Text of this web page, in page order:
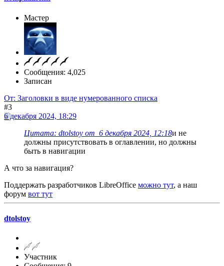
Мастер
Сообщения: 4,025
Записан
От: Заголовки в виде нумерованного списка
#3
6 декабря 2024, 18:29
Цитата: dtolstoy от 6 декабря 2024, 12:18и не
должны присутствовать в оглавлении, но должны
быть в навигации
А что за навигация?
Поддержать разработчиков LibreOffice можно тут, а наш
форум вот тут
dtolstoy
Участник